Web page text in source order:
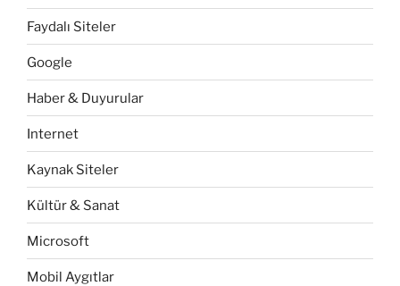
Faydalı Siteler
Google
Haber & Duyurular
Internet
Kaynak Siteler
Kültür & Sanat
Microsoft
Mobil Aygıtlar